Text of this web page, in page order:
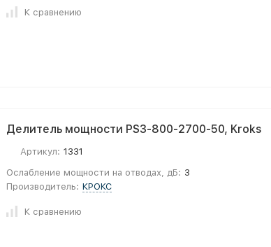
К сравнению
Делитель мощности PS3-800-2700-50, Kroks
Артикул: 1331
Ослабление мощности на отводах, дБ: 3
Производитель: КРОКС
К сравнению